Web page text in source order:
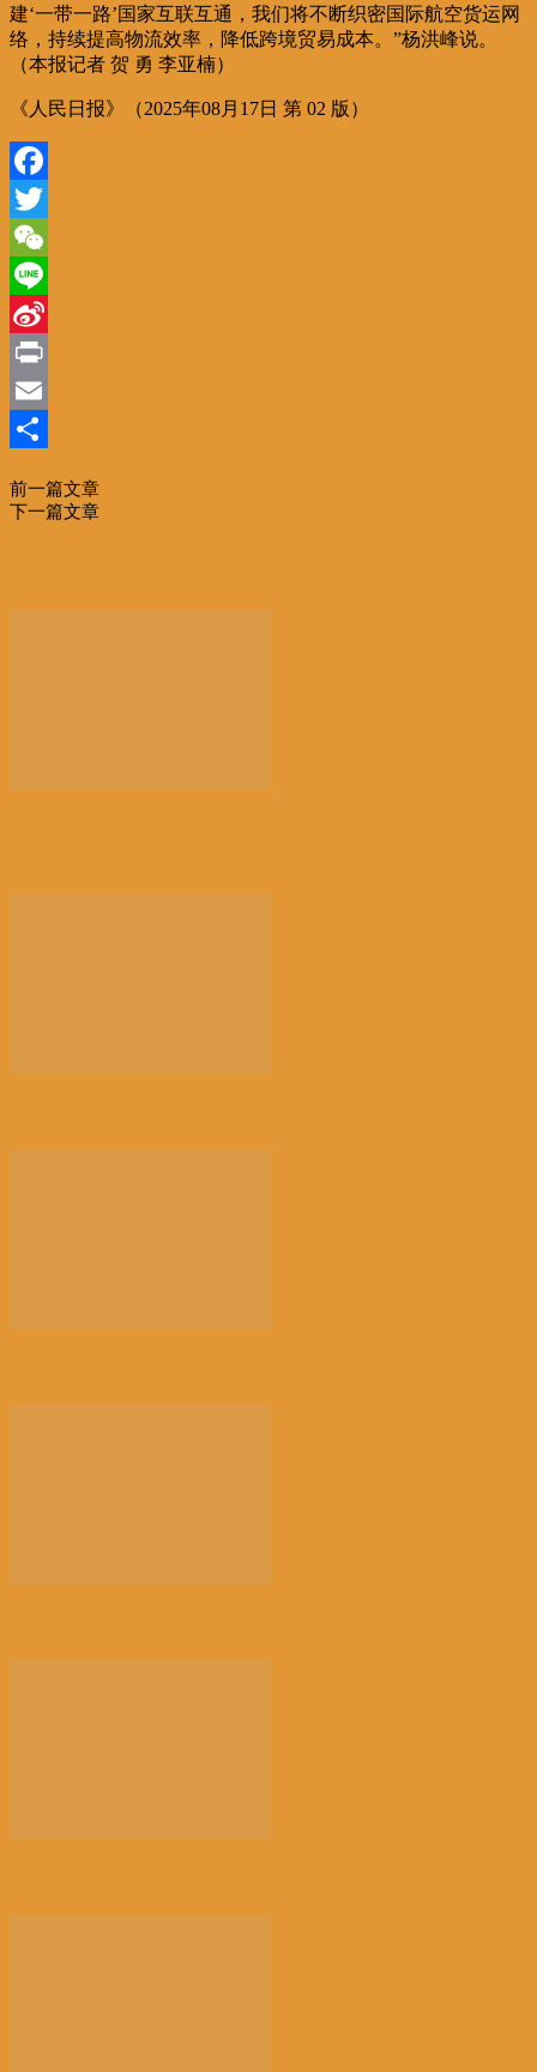
建‘一带一路’国家互联互通，我们将不断织密国际航空货运网
络，持续提高物流效率，降低跨境贸易成本。”杨洪峰说。
（本报记者 贺 勇 李亚楠）
《人民日报》（2025年08月17日 第 02 版）
Facebook
Twitter
WeChat
Line
Sina
Weibo
Print
Email
享
前一篇文章
下一篇文章